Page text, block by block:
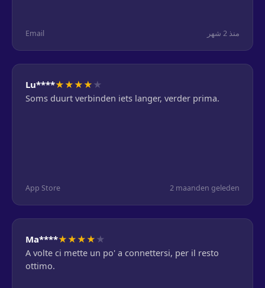
Email منذ 2 شهر
Lu****★★★★ ★
Soms duurt verbinden iets langer, verder prima.
App Store 2 maanden geleden
Ma****★★★★ ★
A volte ci mette un po' a connettersi, per il resto
ottimo.